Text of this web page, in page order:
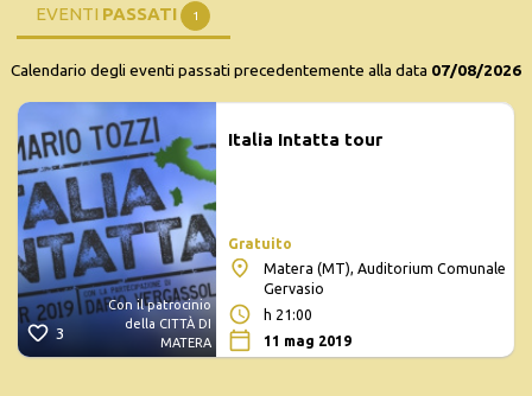
EVENTI PASSATI 1
Calendario degli eventi passati precedentemente alla data 07/08/2026
3
Con il patrocinio
della CITTÀ DI
MATERA
Italia Intatta tour
Gratuito
Matera (MT), Auditorium Comunale
Gervasio
h 21:00
11 mag 2019